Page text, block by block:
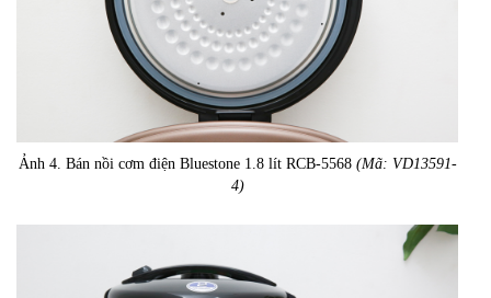
Ảnh 4. Bán nồi cơm điện Bluestone 1.8 lít RCB-5568 (Mã: VD13591-
4)